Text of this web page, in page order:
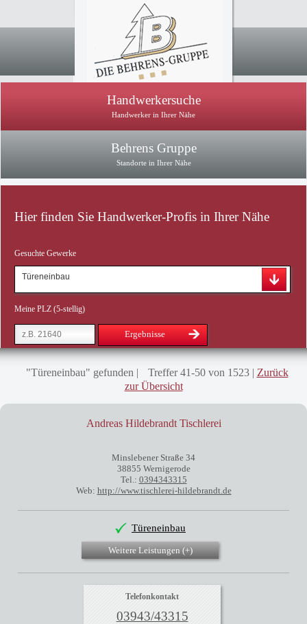
Handwerkersuche
Handwerker in Ihrer Nähe
Behrens Gruppe
Standorte in Ihrer Nähe
Hier finden Sie Handwerker-Profis in Ihrer Nähe
Gesuchte Gewerke
Meine PLZ (5-stellig)
Ergebnisse
"Türeneinbau" gefunden Treffer 41-50 von 1523
Zurück
zur Übersicht
Andreas Hildebrandt Tischlerei
Minslebener Straße 34
38855 Wernigerode
Tel.: 0394343315
Web: http://www.tischlerei-hildebrandt.de
Türeneinbau
Weitere Leistungen (+)
Telefonkontakt
03943/43315